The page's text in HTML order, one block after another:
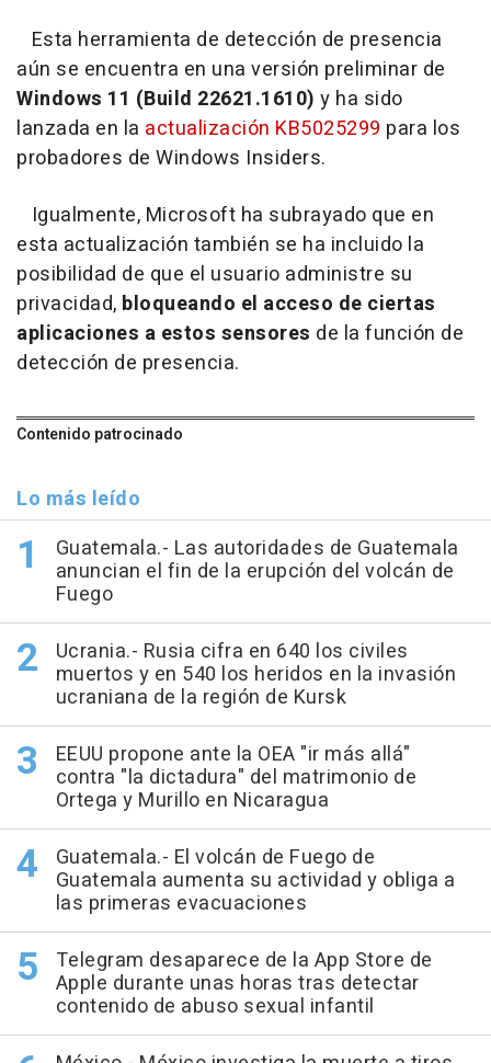
Esta herramienta de detección de presencia
aún se encuentra en una versión preliminar de
Windows 11 (Build 22621.1610) y ha sido
lanzada en la actualización KB5025299 para los
probadores de Windows Insiders.
Igualmente, Microsoft ha subrayado que en
esta actualización también se ha incluido la
posibilidad de que el usuario administre su
privacidad, bloqueando el acceso de ciertas
aplicaciones a estos sensores de la función de
detección de presencia.
Contenido patrocinado
Lo más leído
Guatemala.- Las autoridades de Guatemala
anuncian el fin de la erupción del volcán de
Fuego
Ucrania.- Rusia cifra en 640 los civiles
muertos y en 540 los heridos en la invasión
ucraniana de la región de Kursk
EEUU propone ante la OEA "ir más allá"
contra "la dictadura" del matrimonio de
Ortega y Murillo en Nicaragua
Guatemala.- El volcán de Fuego de
Guatemala aumenta su actividad y obliga a
las primeras evacuaciones
Telegram desaparece de la App Store de
Apple durante unas horas tras detectar
contenido de abuso sexual infantil